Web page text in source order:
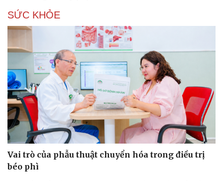
SỨC KHỎE
Vai trò của phẫu thuật chuyển hóa trong điều trị
béo phì